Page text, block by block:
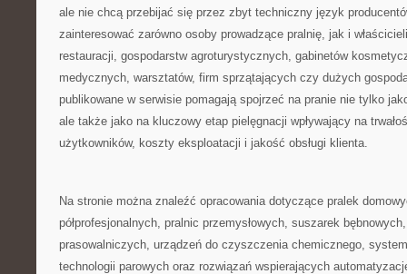
ale nie chcą przebijać się przez zbyt techniczny język
zainteresować zarówno osoby prowadzące pralnię, jak i
restauracji, gospodarstw agroturystycznych, gabinetów
medycznych, warsztatów, firm sprzątających czy dużych
publikowane w serwisie pomagają spojrzeć na pranie nie tylko
ale także jako na kluczowy etap pielęgnacji wpływający na
użytkowników, koszty eksploatacji i jakość obsługi klienta.
Na stronie można znaleźć opracowania dotyczące pralek
półprofesjonalnych, pralnic przemysłowych, suszarek
prasowalniczych, urządzeń do czyszczenia chemicznego,
technologii parowych oraz rozwiązań wspierających